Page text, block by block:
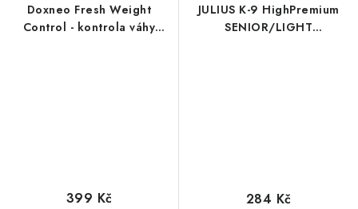
Doxneo Fresh Weight
Control - kontrola váhy
399 Kč
JULIUS K-9 HighPremium
SENIOR/LIGHT
284 Kč